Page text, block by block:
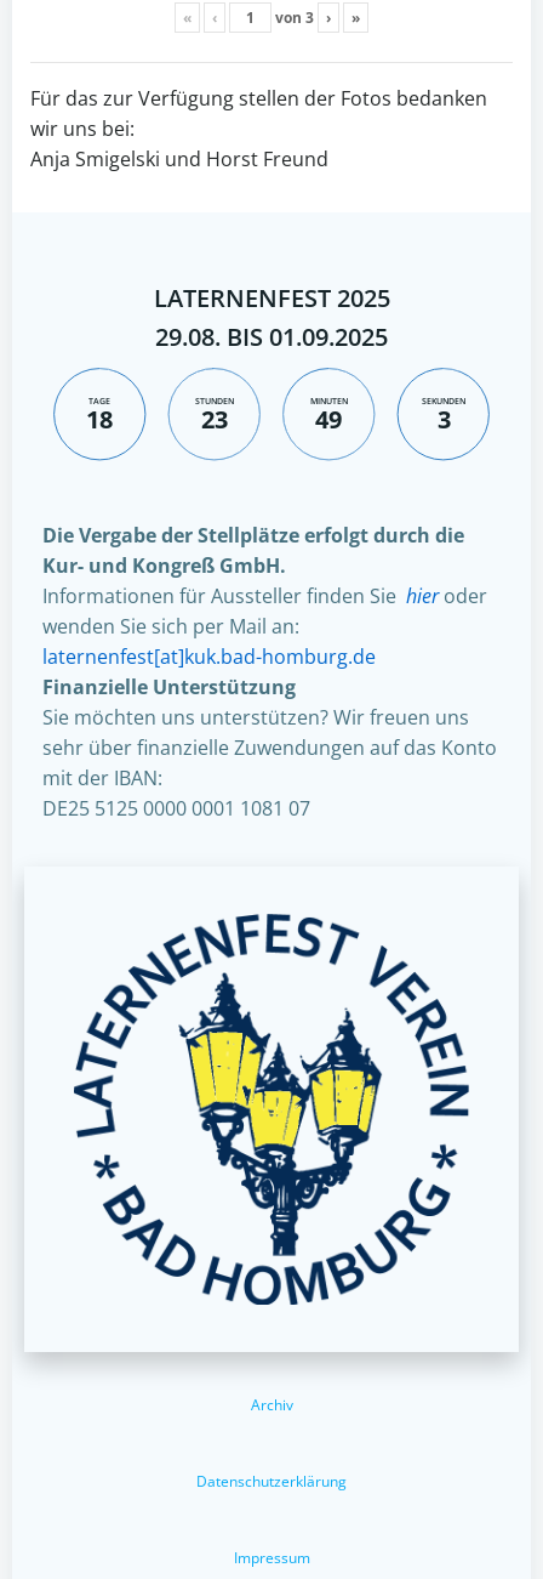
« ‹ von 3 › »
Für das zur Verfügung stellen der Fotos bedanken
wir uns bei:
Anja Smigelski und Horst Freund
LATERNENFEST 2025
29.08. BIS 01.09.2025
TAGE
18
STUNDEN
23
MINUTEN
49
SEKUNDEN
2
Die Vergabe der Stellplätze erfolgt durch die
Kur- und Kongreß GmbH.
Informationen für Aussteller finden Sie hieroder
wenden Sie sich per Mail an:
laternenfest[at]kuk.bad-homburg.de
Finanzielle Unterstützung
Sie möchten uns unterstützen? Wir freuen uns
sehr über finanzielle Zuwendungen auf das Konto
mit der IBAN:
DE25 5125 0000 0001 1081 07
Archiv
Datenschutzerklärung
Impressum